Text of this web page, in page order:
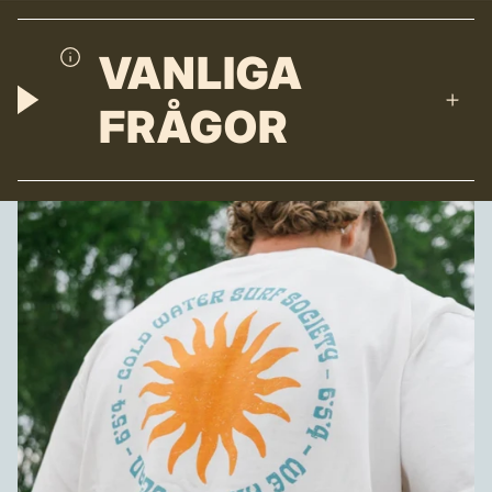
VANLIGA
FRÅGOR